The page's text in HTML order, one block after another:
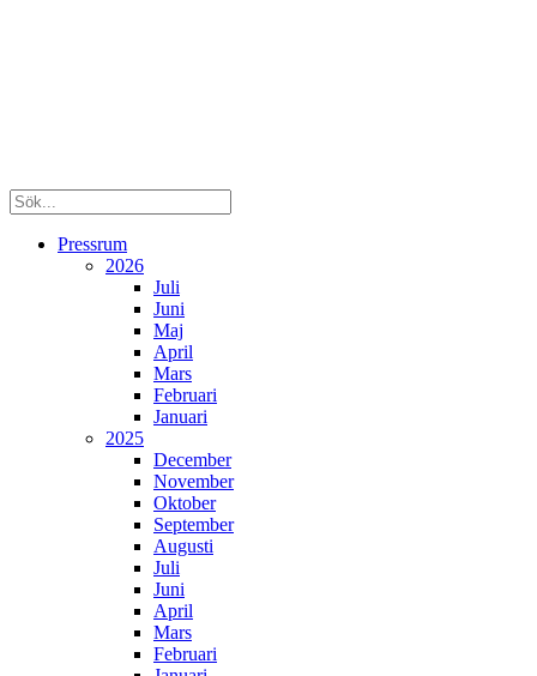
Pressrum
2026
Juli
Juni
Maj
April
Mars
Februari
Januari
2025
December
November
Oktober
September
Augusti
Juli
Juni
April
Mars
Februari